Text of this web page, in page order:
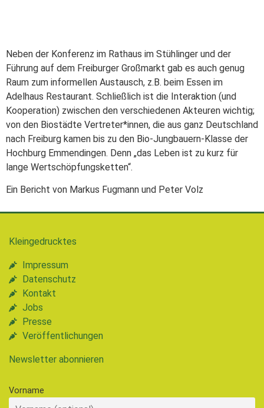
Neben der Konferenz im Rathaus im Stühlinger und der
Führung auf dem Freiburger Großmarkt gab es auch genug
Raum zum informellen Austausch, z.B. beim Essen im
Adelhaus Restaurant. Schließlich ist die Interaktion (und
Kooperation) zwischen den verschiedenen Akteuren wichtig;
von den Biostädte Vertreter*innen, die aus ganz Deutschland
nach Freiburg kamen bis zu den Bio-Jungbauern-Klasse der
Hochburg Emmendingen. Denn „das Leben ist zu kurz für
lange Wertschöpfungsketten“.
Ein Bericht von Markus Fugmann und Peter Volz
Kleingedrucktes
Impressum
Datenschutz
Kontakt
Jobs
Presse
Veröffentlichungen
Newsletter abonnieren
Vorname